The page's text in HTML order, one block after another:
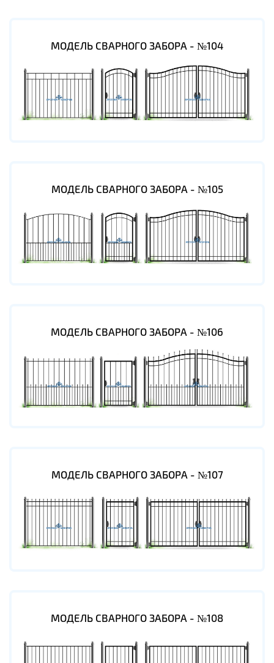
МОДЕЛЬ СВАРНОГО ЗАБОРА - №104
МОДЕЛЬ СВАРНОГО ЗАБОРА - №105
МОДЕЛЬ СВАРНОГО ЗАБОРА - №106
МОДЕЛЬ СВАРНОГО ЗАБОРА - №107
МОДЕЛЬ СВАРНОГО ЗАБОРА - №108